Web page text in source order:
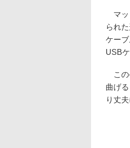
マッ
られ
ケー
USB
この
曲げ
り丈